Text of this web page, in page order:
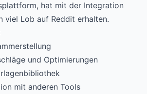
hat mit der Integration
viel Lob auf Reddit erhalten.
und Optimierungen
mit anderen Tools